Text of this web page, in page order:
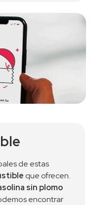
de estas
que ofrecen.
sin plomo
encontrar